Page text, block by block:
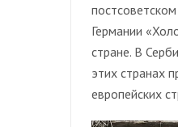
Германии
стране. В
этих странах
европейских